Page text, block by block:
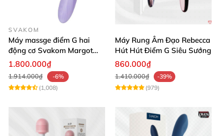
SVAKOM
Máy massge điểm G hai
động cơ Svakom Margot
điều khiển qua app
1.800.000₫
1.914.000₫
-6%
(1,008)
Máy Rung Âm Đạo Rebecca
Hút Hút Điểm G Siêu Sướng
860.000₫
1.410.000₫
-39%
(979)